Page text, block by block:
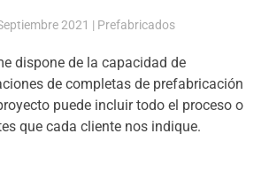
2021 | Prefabricados
dispone de la capacidad de
de completas de prefabricación
puede incluir todo el proceso o
que cada cliente nos indique.